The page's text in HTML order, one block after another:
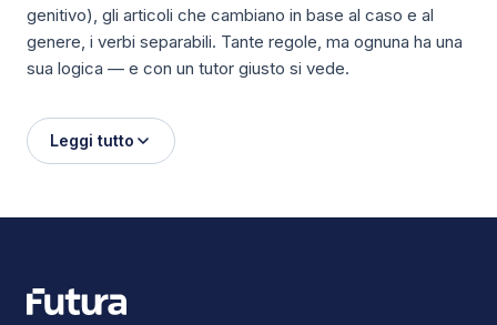
genitivo), gli articoli che cambiano in base al caso e al
genere, i verbi separabili. Tante regole, ma ognuna ha una
sua logica — e con un tutor giusto si vede.
Leggi tutto